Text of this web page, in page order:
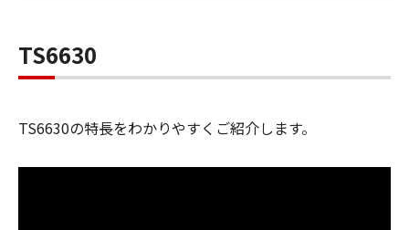
TS6630
TS6630の特長をわかりやすくご紹介します。